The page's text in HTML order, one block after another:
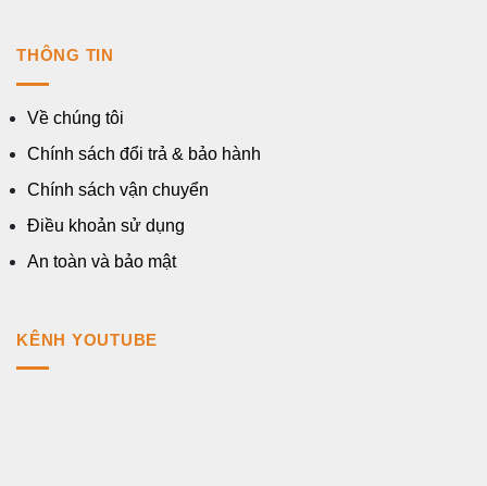
THÔNG TIN
Về chúng tôi
Chính sách đổi trả & bảo hành
Chính sách vận chuyển
Điều khoản sử dụng
An toàn và bảo mật
KÊNH YOUTUBE